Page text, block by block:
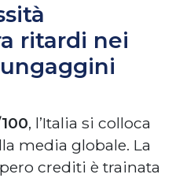
ritardi nei
, l’Italia si colloca
media globale. La
crediti è trainata